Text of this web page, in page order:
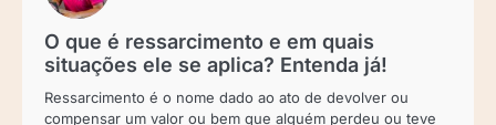
O que é ressarcimento e em quais
situações ele se aplica? Entenda já!
Ressarcimento é o nome dado ao ato de devolver ou
compensar um valor ou bem que alguém perdeu ou teve